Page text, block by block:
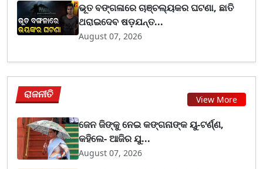
ଭୂତ ବଙ୍ଗଳାରେ ଚାଞ୍ଚଲ୍ୟକର ଘଟଣା, ଛାତି
ଥରାଇଦେବ ଷଡ଼ଯନ୍ତ...
August 07, 2026
ରାଜନୀତି View More
ଜେନ ଜିଙ୍କୁ ନେଇ କଙ୍ଗନାଙ୍କ ୟୁ-ଟର୍ଣ୍ଣ,
କହିଲେ- ଆଜିର ଯୁ...
August 07, 2026